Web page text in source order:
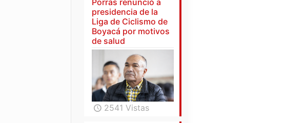
presidencia de la
Liga de Ciclismo de
Boyacá por motivos
de salud
2541 Vistas